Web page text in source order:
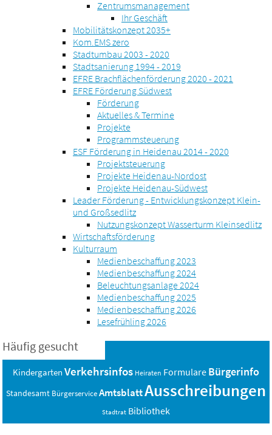
Zentrumsmanagement
Ihr Geschäft
Mobilitätskonzept 2035+
Kom.EMS zero
Stadtumbau 2003 - 2020
Stadtsanierung 1994 - 2019
EFRE Brachflächenförderung 2020 - 2021
EFRE Förderung Südwest
Förderung
Aktuelles & Termine
Projekte
Programmsteuerung
ESF Förderung in Heidenau 2014 - 2020
Projektsteuerung
Projekte Heidenau-Nordost
Projekte Heidenau-Südwest
Leader Förderung - Entwicklungskonzept Klein-
und Großsedlitz
Nutzungskonzept Wasserturm Kleinsedlitz
Wirtschaftsförderung
Kulturraum
Medienbeschaffung 2023
Medienbeschaffung 2024
Beleuchtungsanlage 2024
Medienbeschaffung 2025
Medienbeschaffung 2026
Lesefrühling 2026
Häufig gesucht
Kindergarten Verkehrsinfos Heiraten Formulare Bürgerinfo
Standesamt BürgerserviceAmtsblattAusschreibungen
Stadtrat Bibliothek